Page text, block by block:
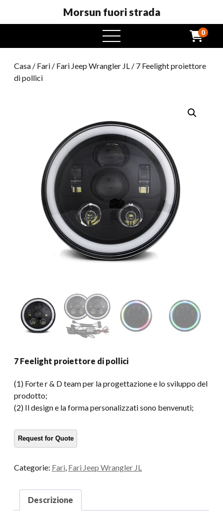
Morsun fuori strada
Menu
aperto
0
Casa / Fari / Fari Jeep Wrangler JL / 7 Feelight proiettore
di pollici
7 Feelight proiettore di pollici
(1) Forte r & D team per la progettazione e lo sviluppo del
prodotto;
(2) Il design e la forma personalizzati sono benvenuti;
Categorie: Fari Fari Jeep Wrangler JL
Descrizione